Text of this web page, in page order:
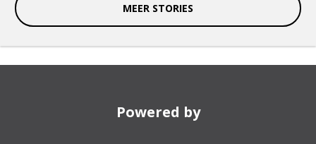
MEER STORIES
Powered by